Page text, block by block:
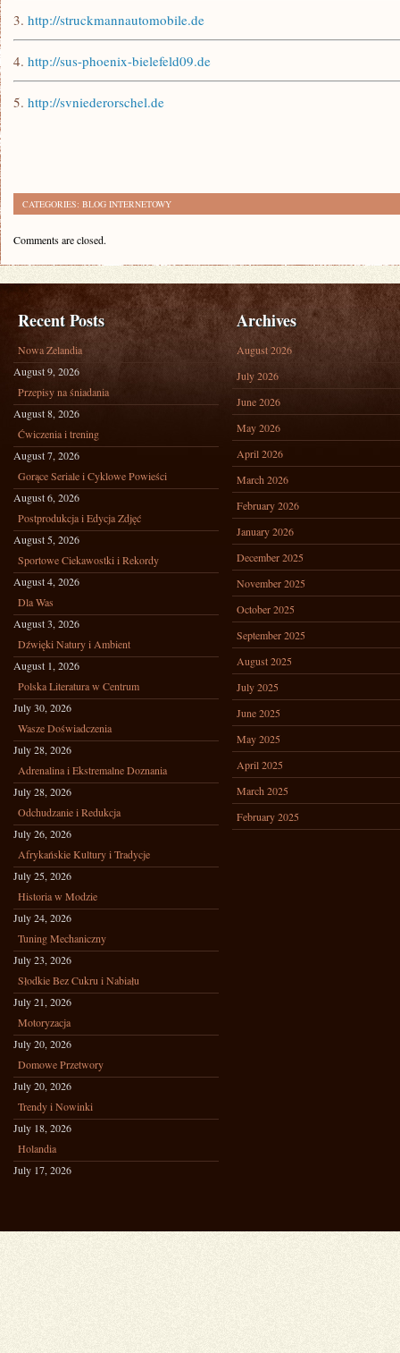
3. http://struckmannautomobile.de
4. http://sus-phoenix-bielefeld09.de
5. http://svniederorschel.de
CATEGORIES: BLOG INTERNETOWY
Comments are closed.
Recent Posts
Nowa Zelandia
August 9, 2026
Przepisy na śniadania
August 8, 2026
Ćwiczenia i trening
August 7, 2026
Gorące Seriale i Cyklowe Powieści
August 6, 2026
Postprodukcja i Edycja Zdjęć
August 5, 2026
Sportowe Ciekawostki i Rekordy
August 4, 2026
Dla Was
August 3, 2026
Dźwięki Natury i Ambient
August 1, 2026
Polska Literatura w Centrum
July 30, 2026
Wasze Doświadczenia
July 28, 2026
Adrenalina i Ekstremalne Doznania
July 28, 2026
Odchudzanie i Redukcja
July 26, 2026
Afrykańskie Kultury i Tradycje
July 25, 2026
Historia w Modzie
July 24, 2026
Tuning Mechaniczny
July 23, 2026
Słodkie Bez Cukru i Nabiału
July 21, 2026
Motoryzacja
July 20, 2026
Domowe Przetwory
July 20, 2026
Trendy i Nowinki
July 18, 2026
Holandia
July 17, 2026
Archives
August 2026
July 2026
June 2026
May 2026
April 2026
March 2026
February 2026
January 2026
December 2025
November 2025
October 2025
September 2025
August 2025
July 2025
June 2025
May 2025
April 2025
March 2025
February 2025